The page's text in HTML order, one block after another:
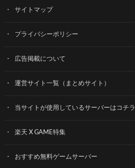
サイトマップ
プライバシーポリシー
広告掲載について
運営サイト一覧（まとめサイト）
当サイトが使用しているサーバーはコチラ
楽天 X GAME特集
おすすめ無料ゲームサーバー